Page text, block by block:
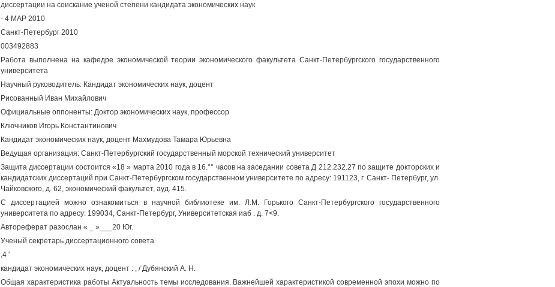
диссертации на соискание ученой степени кандидата экономических наук
- 4 МАР 2010
Санкт-Петербург 2010
003492883
Работа выполнена на кафедре экономической теории экономического факультета Санкт-Петербургского государственного
университета
Научный руководитель: Кандидат экономических наук, доцент
Рисованный Иван Михайлович
Официальные оппоненты: Доктор экономических наук, профессор
Ключников Игорь Константинович
Кандидат экономических наук, доцент Махмудова Тамара Юрьевна
Ведущая организация: Санкт-Петербургский государственный морской технический университет
Защита диссертации состоится «18 » марта 2010 года в 16.°° часов на заседании совета Д 212.232.27 по защите докторских и
кандидатских диссертаций при Санкт-Петербургском государственном университете по адресу: 191123, г. Санкт- Петербург, ул.
Чайковского, д. 62, экономический факультет, ауд. 415.
С диссертацией можно ознакомиться в научной библиотеке им. Л.М. Горького Санкт-Петербургского государственного
университета по адресу: 199034, Санкт-Петербург, Университетская иаб . д. 7<9.
Автореферат разослан « _ »___20 Юг.
Ученый секретарь диссертационного совета
,4 '
кандидат экономических наук, доцент : ; / Дубянский А. Н.
Общая характеристика работы Актуальность темы исследования. Важнейшей характеристикой современной эпохи можно по